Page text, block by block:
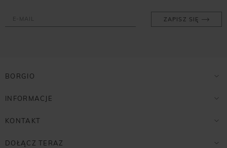
ZAPISZ SIĘ
BORGIO
INFORMACJE
KONTAKT
DOŁĄCZ TERAZ